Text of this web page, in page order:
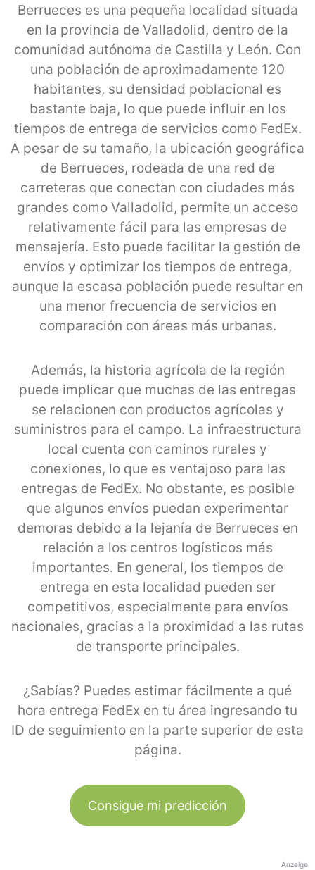
Berrueces es una pequeña localidad situada
en la provincia de Valladolid, dentro de la
comunidad autónoma de Castilla y León. Con
una población de aproximadamente 120
habitantes, su densidad poblacional es
bastante baja, lo que puede influir en los
tiempos de entrega de servicios como FedEx.
A pesar de su tamaño, la ubicación geográfica
de Berrueces, rodeada de una red de
carreteras que conectan con ciudades más
grandes como Valladolid, permite un acceso
relativamente fácil para las empresas de
mensajería. Esto puede facilitar la gestión de
envíos y optimizar los tiempos de entrega,
aunque la escasa población puede resultar en
una menor frecuencia de servicios en
comparación con áreas más urbanas.
Además, la historia agrícola de la región
puede implicar que muchas de las entregas
se relacionen con productos agrícolas y
suministros para el campo. La infraestructura
local cuenta con caminos rurales y
conexiones, lo que es ventajoso para las
entregas de FedEx. No obstante, es posible
que algunos envíos puedan experimentar
demoras debido a la lejanía de Berrueces en
relación a los centros logísticos más
importantes. En general, los tiempos de
entrega en esta localidad pueden ser
competitivos, especialmente para envíos
nacionales, gracias a la proximidad a las rutas
de transporte principales.
¿Sabías? Puedes estimar fácilmente a qué
hora entrega FedEx en tu área ingresando tu
ID de seguimiento en la parte superior de esta
página.
Consigue mi predicción
Anzeige